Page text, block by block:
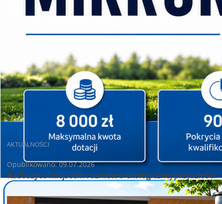
AKTUALNOŚCI
Opublikowano: 09.07.2026
Radoszyce miejscem rozmów o ekologicznej przyszłości